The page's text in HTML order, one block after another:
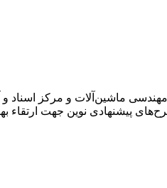
ماشین‌آلات و مرکز اسناد و
پیشنهادی نوین جهت